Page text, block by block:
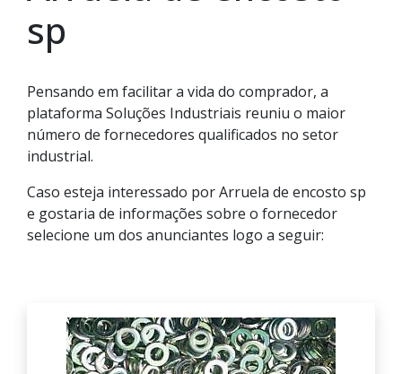
sp
Pensando em facilitar a vida do comprador, a
plataforma Soluções Industriais reuniu o maior
número de fornecedores qualificados no setor
industrial.
Caso esteja interessado por Arruela de encosto sp
e gostaria de informações sobre o fornecedor
selecione um dos anunciantes logo a seguir: